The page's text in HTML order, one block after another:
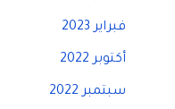
فبراير 2023
أكتوبر 2022
سبتمبر 2022